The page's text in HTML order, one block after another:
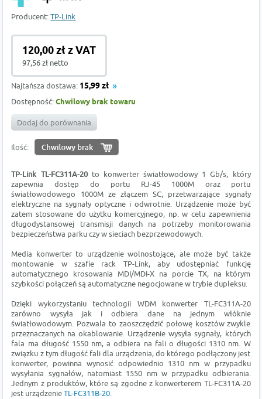
Producent:TP-Link
120,00 zł z VAT
97,56 zł netto
Najtańsza dostawa: 15,99 zł
Dostępność:Chwilowy brak towaru
Dodaj do porównania
Ilość:
TP-Link TL-FC311A-20 to konwerter światłowodowy 1 Gb/s, który
zapewnia dostęp do portu RJ-45 1000M oraz portu
światłowodowego 1000M ze złączem SC, przetwarzające sygnały
elektryczne na sygnały optyczne i odwrotnie. Urządzenie może być
zatem stosowane do użytku komercyjnego, np. w celu zapewnienia
długodystansowej transmisji danych na potrzeby monitorowania
bezpieczeństwa parku czy w sieciach bezprzewodowych.
Media konwerter to urządzenie wolnostojące, ale może być także
montowanie w szafie rack TP-Link, aby udostępniać funkcję
automatycznego krosowania MDI/MDI-X na porcie TX, na którym
szybkości połączeń są automatyczne negocjowane w trybie dupleksu.
Dzięki wykorzystaniu technologii WDM konwerter TL-FC311A-20
zarówno wysyła jak i odbiera dane na jednym włóknie
światłowodowym. Pozwala to zaoszczędzić połowę kosztów zwykle
przeznaczanych na okablowanie. Urządzenie wysyła sygnały, których
fala ma długość 1550 nm, a odbiera na fali o długości 1310 nm. W
związku z tym długość fali dla urządzenia, do którego podłączony jest
konwerter, powinna wynosić odpowiednio 1310 nm w przypadku
wysyłania sygnałów, natomiast 1550 nm w przypadku odbierania.
Jednym z produktów, które są zgodne z konwerterem TL-FC311A-20
jest urządzenieTL-FC311B-20.